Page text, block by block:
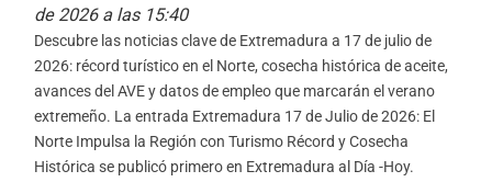
de 2026 a las 15:40
Descubre las noticias clave de Extremadura a 17 de julio de
2026: récord turístico en el Norte, cosecha histórica de aceite,
avances del AVE y datos de empleo que marcarán el verano
extremeño. La entrada Extremadura 17 de Julio de 2026: El
Norte Impulsa la Región con Turismo Récord y Cosecha
Histórica se publicó primero en Extremadura al Día -Hoy.